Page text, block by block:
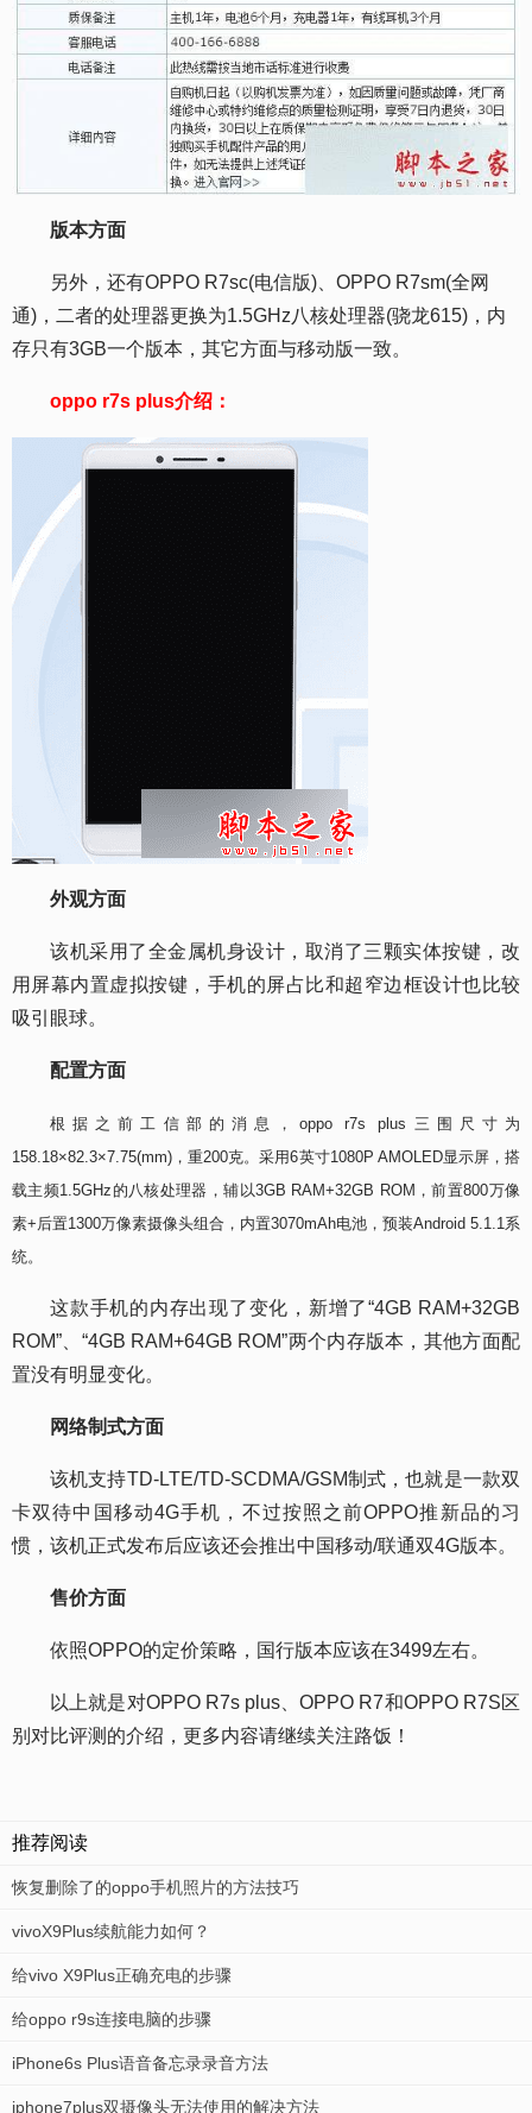
版本方面
另外，还有OPPO R7sc(电信版)、OPPO R7sm(全网
通)，二者的处理器更换为1.5GHz八核处理器(骁龙615)，内
存只有3GB一个版本，其它方面与移动版一致。
oppo r7s plus介绍：
外观方面
该机采用了全金属机身设计，取消了三颗实体按键，改
用屏幕内置虚拟按键，手机的屏占比和超窄边框设计也比较
吸引眼球。
配置方面
根据之前工信部的消息，oppo r7s plus三围尺寸为
158.18×82.3×7.75(mm)，重200克。采用6英寸1080P AMOLED显示屏，搭
载主频1.5GHz的八核处理器，辅以3GB RAM+32GB ROM，前置800万像
素+后置1300万像素摄像头组合，内置3070mAh电池，预装Android 5.1.1系
统。
这款手机的内存出现了变化，新增了“4GB RAM+32GB
ROM”、“4GB RAM+64GB ROM”两个内存版本，其他方面配
置没有明显变化。
网络制式方面
该机支持TD-LTE/TD-SCDMA/GSM制式，也就是一款双
卡双待中国移动4G手机，不过按照之前OPPO推新品的习
惯，该机正式发布后应该还会推出中国移动/联通双4G版本。
售价方面
依照OPPO的定价策略，国行版本应该在3499左右。
以上就是对OPPO R7s plus、OPPO R7和OPPO R7S区
别对比评测的介绍，更多内容请继续关注路饭！
推荐阅读
恢复删除了的oppo手机照片的方法技巧
vivoX9Plus续航能力如何？
给vivo X9Plus正确充电的步骤
给oppo r9s连接电脑的步骤
iPhone6s Plus语音备忘录录音方法
iphone7plus双摄像头无法使用的解决方法